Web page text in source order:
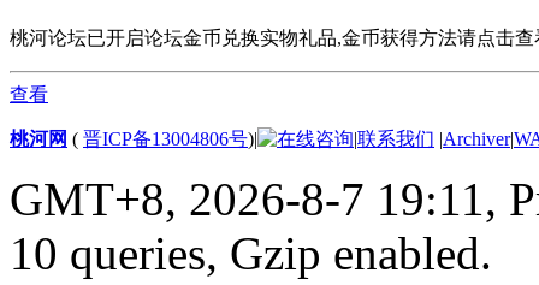
桃河论坛已开启论坛金币兑换实物礼品,金币获得方法请点击
查看
桃河网 ( 晋ICP备13004806号)| |联系我们 |Archiver|
GMT+8, 2026-8-7 19:11,
10 queries, Gzip enabled.